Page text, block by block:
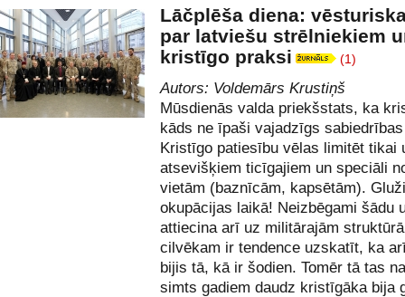
Lāčplēša diena:
par latviešu strēlniekiem
kristīgo praksi
(1)
Autors: Voldemārs Krustiņš
Mūsdienās valda priekšstats, ka
kāds ne īpaši vajadzīgs
Kristīgo patiesību vēlas limitēt tikai
atsevišķiem ticīgajiem un speciāli
vietām (baznīcām, kapsētām).
okupācijas laikā! Neizbēgami šādu
attiecina arī uz militārajām
cilvēkam ir tendence uzskatīt, ka
bijis tā, kā ir šodien. Tomēr tā tas
simts gadiem daudz kristīgāka bija